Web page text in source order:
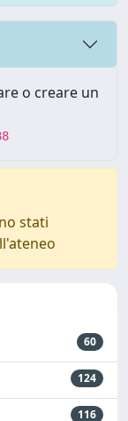
o creare un
stati
60
124
116